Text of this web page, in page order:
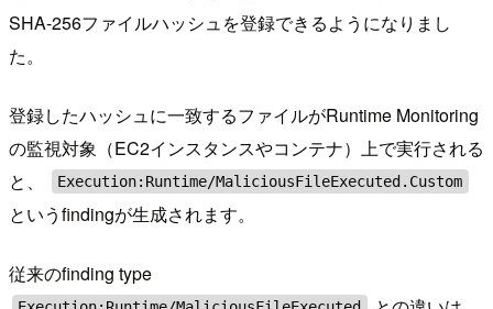
SHA-256ファイルハッシュを登録できるようになりまし
た。
登録したハッシュに一致するファイルがRuntime Monitoring
の監視対象（EC2インスタンスやコンテナ）上で実行される
と、
Execution:Runtime/MaliciousFileExecuted.Custom
というfindingが生成されます。
従来のfinding type